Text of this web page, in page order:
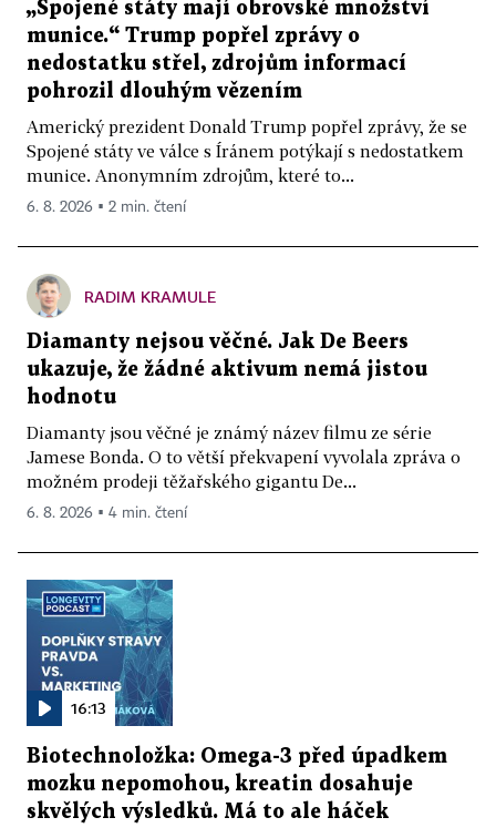
„Spojené státy mají obrovské množství
munice.“ Trump popřel zprávy o
nedostatku střel, zdrojům informací
pohrozil dlouhým vězením
Americký prezident Donald Trump popřel zprávy, že se
Spojené státy ve válce s Íránem potýkají s nedostatkem
munice. Anonymním zdrojům, které to...
6. 8. 2026 ▪ 2 min. čtení
RADIM KRAMULE
Diamanty nejsou věčné. Jak De Beers
ukazuje, že žádné aktivum nemá jistou
hodnotu
Diamanty jsou věčné je známý název filmu ze série
Jamese Bonda. O to větší překvapení vyvolala zpráva o
možném prodeji těžařského gigantu De...
6. 8. 2026 ▪ 4 min. čtení
16:13
Biotechnoložka: Omega-3 před úpadkem
mozku nepomohou, kreatin dosahuje
skvělých výsledků. Má to ale háček